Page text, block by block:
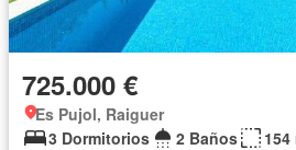
725.000 €
Es Pujol, Raiguer
3 Dormitorios
2 Baños
154